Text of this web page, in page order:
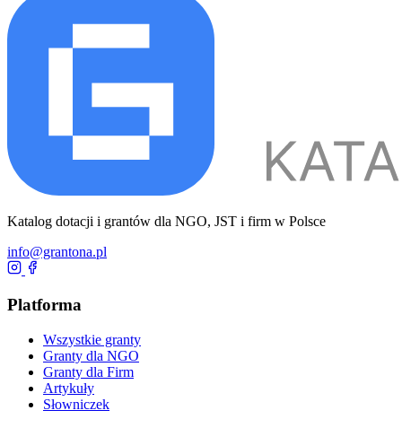
Katalog dotacji i grantów dla NGO, JST i firm w Polsce
info@grantona.pl
Platforma
Wszystkie granty
Granty dla NGO
Granty dla Firm
Artykuły
Słowniczek